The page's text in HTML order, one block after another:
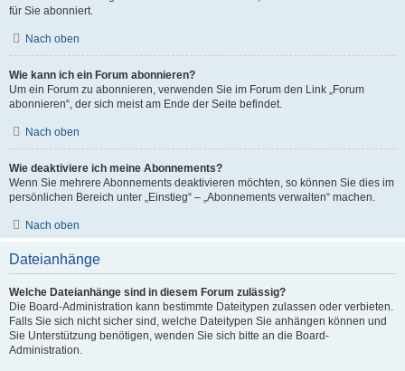
für Sie abonniert.
Nach oben
Wie kann ich ein Forum abonnieren?
Um ein Forum zu abonnieren, verwenden Sie im Forum den Link „Forum
abonnieren“, der sich meist am Ende der Seite befindet.
Nach oben
Wie deaktiviere ich meine Abonnements?
Wenn Sie mehrere Abonnements deaktivieren möchten, so können Sie dies im
persönlichen Bereich unter „Einstieg“ – „Abonnements verwalten“ machen.
Nach oben
Dateianhänge
Welche Dateianhänge sind in diesem Forum zulässig?
Die Board-Administration kann bestimmte Dateitypen zulassen oder verbieten.
Falls Sie sich nicht sicher sind, welche Dateitypen Sie anhängen können und
Sie Unterstützung benötigen, wenden Sie sich bitte an die Board-
Administration.